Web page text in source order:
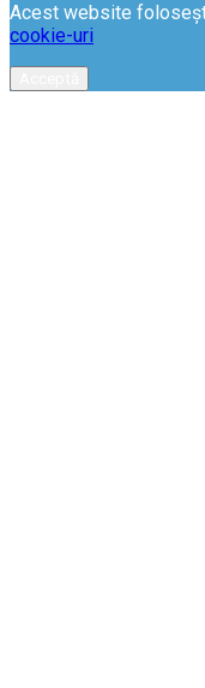
Acest website
cookie-uri